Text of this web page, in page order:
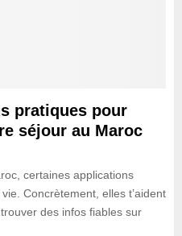
pratiques pour
séjour au Maroc
certaines applications
Concrètement, elles t’aident
des infos fiables sur